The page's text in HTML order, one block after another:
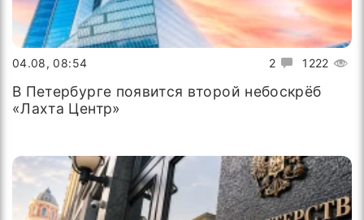
2 1222
04.08, 08:54
В Петербурге появится второй небоскрёб
«Лахта Центр»